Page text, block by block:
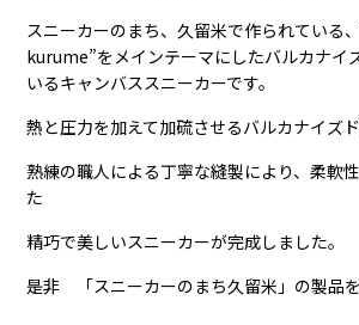
スニーカーのまち、久留米で作られてい
kurume”をメインテーマにしたバルカナイ
いるキャンバススニーカーです。
熱と圧力を加えて加硫させるバルカナイズ
熟練の職人による丁寧な縫製により、柔軟
た
精巧で美しいスニーカーが完成しました。
是非 「スニーカーのまち久留米」の製品